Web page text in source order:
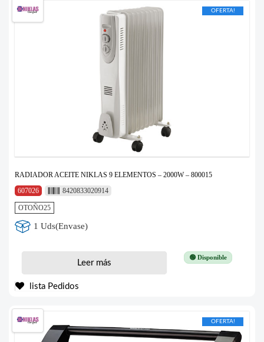
OFERTA!
RADIADOR ACEITE NIKLAS 9 ELEMENTOS – 2000W – 800015
607026
8420833020914
OTOÑO25
1 Uds(Envase)
🟢 Disponible
Leer más
lista Pedidos
OFERTA!